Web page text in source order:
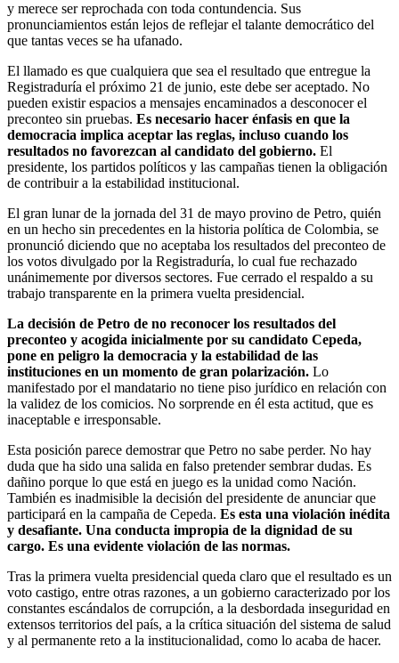
y merece ser reprochada con toda contundencia. Sus
pronunciamientos están lejos de reflejar el talante democrático del
que tantas veces se ha ufanado.
El llamado es que cualquiera que sea el resultado que entregue la
Registraduría el próximo 21 de junio, este debe ser aceptado. No
pueden existir espacios a mensajes encaminados a desconocer el
preconteo sin pruebas. Es necesario hacer énfasis en que la
democracia implica aceptar las reglas, incluso cuando los
resultados no favorezcan al candidato del gobierno. El
presidente, los partidos políticos y las campañas tienen la obligación
de contribuir a la estabilidad institucional.
El gran lunar de la jornada del 31 de mayo provino de Petro, quién
en un hecho sin precedentes en la historia política de Colombia, se
pronunció diciendo que no aceptaba los resultados del preconteo de
los votos divulgado por la Registraduría, lo cual fue rechazado
unánimemente por diversos sectores. Fue cerrado el respaldo a su
trabajo transparente en la primera vuelta presidencial.
La decisión de Petro de no reconocer los resultados del
preconteo y acogida inicialmente por su candidato Cepeda,
pone en peligro la democracia y la estabilidad de las
instituciones en un momento de gran polarización. Lo
manifestado por el mandatario no tiene piso jurídico en relación con
la validez de los comicios. No sorprende en él esta actitud, que es
inaceptable e irresponsable.
Esta posición parece demostrar que Petro no sabe perder. No hay
duda que ha sido una salida en falso pretender sembrar dudas. Es
dañino porque lo que está en juego es la unidad como Nación.
También es inadmisible la decisión del presidente de anunciar que
participará en la campaña de Cepeda. Es esta una violación inédita
y desafiante. Una conducta impropia de la dignidad de su
cargo. Es una evidente violación de las normas.
Tras la primera vuelta presidencial queda claro que el resultado es un
voto castigo, entre otras razones, a un gobierno caracterizado por los
constantes escándalos de corrupción, a la desbordada inseguridad en
extensos territorios del país, a la crítica situación del sistema de salud
y al permanente reto a la institucionalidad, como lo acaba de hacer.